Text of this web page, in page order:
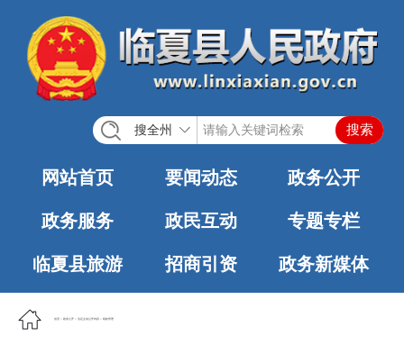
搜全州
网站首页 要闻动态 政务公开
政务服务 政民互动 专题专栏
临夏县旅游 招商引资 政务新媒体
首页 政务公开 法定主动公开内容 税收管理